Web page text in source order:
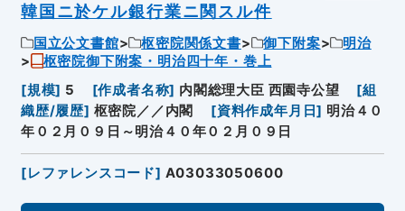
韓国ニ於ケル銀行業ニ関スル件
国立公文書館 枢密院関係文書 御下附案
明治
枢密院御下附案・明治四十年・巻上
[規模] 5 [作成者名称] 内閣総理大臣 西園寺公望 [組
織歴/履歴] 枢密院／／内閣 [資料作成年月日] 明治４０
年０２月０９日～明治４０年０２月０９日
[レファレンスコード] A03033050600